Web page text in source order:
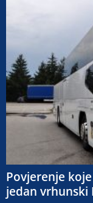
Povjerenje
jedan vrhunski